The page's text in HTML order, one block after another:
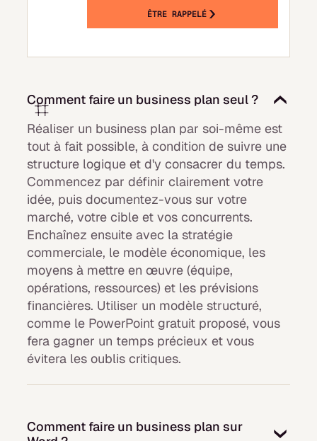
ÊTRE RAPPELÉ
Comment faire un business plan seul ?
Réaliser un business plan par soi-même est
tout à fait possible, à condition de suivre une
structure logique et d'y consacrer du temps.
Commencez par définir clairement votre
idée, puis documentez-vous sur votre
marché, votre cible et vos concurrents.
Enchaînez ensuite avec la stratégie
commerciale, le modèle économique, les
moyens à mettre en œuvre (équipe,
opérations, ressources) et les prévisions
financières. Utiliser un modèle structuré,
comme le PowerPoint gratuit proposé, vous
fera gagner un temps précieux et vous
évitera les oublis critiques.
Comment faire un business plan sur